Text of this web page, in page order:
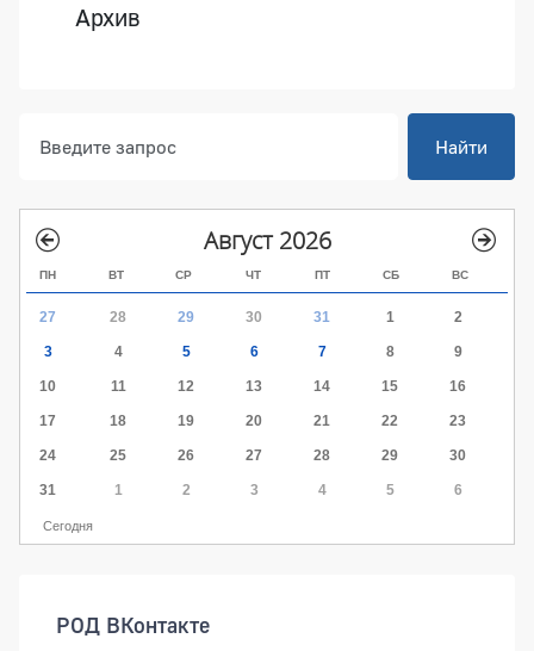
Архив
Найти
Август 2026
ПН ВТ СР ЧТ ПТ СБ ВС
27 28 29 30 31 1 2
3 4 5 6 7 8 9
10 11 12 13 14 15 16
17 18 19 20 21 22 23
24 25 26 27 28 29 30
31 1 2 3 4 5 6
Сегодня
РОД ВКонтакте